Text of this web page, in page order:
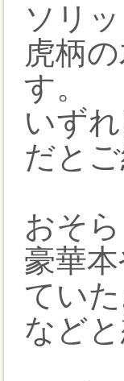
ソリ
虎柄
す。
いず
だと
おそ
豪華
てい
など